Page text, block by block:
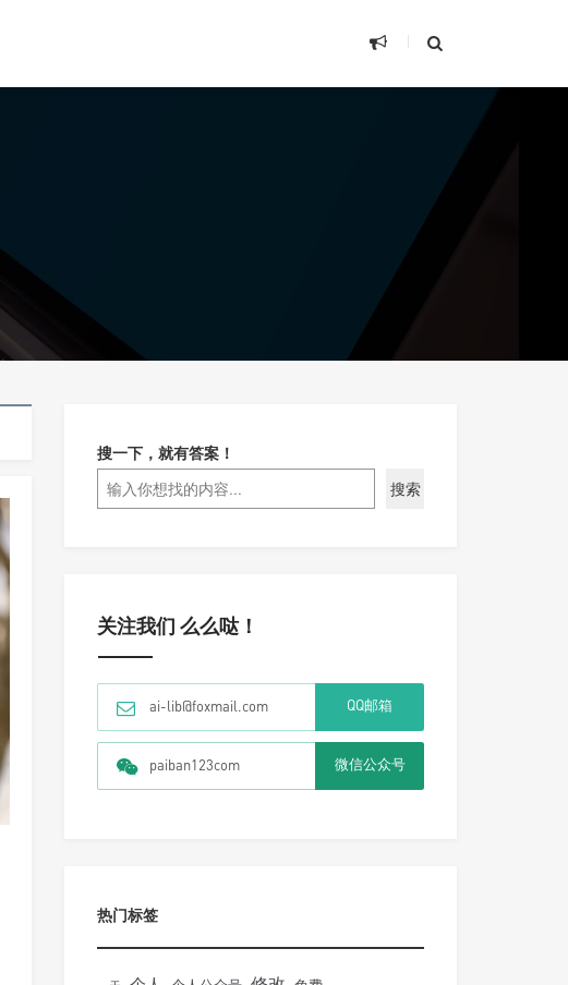
搜一下，就有答案！
搜索
关注我们 么么哒！
ai-lib@foxmail.com QQ邮箱
paiban123com 微信公众号
热门标签